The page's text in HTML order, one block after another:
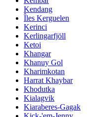
Kendang
Îles Kerguelen
Kerinci
Kerlingarfjöll
Ketoi
Khangar
Khanuy Gol
Kharimkotan
Harrat Khaybar
Khodutka
Kialagvik
Kiaraberes-Gagak